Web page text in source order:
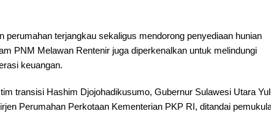
terjangkau sekaligus mendorong penyediaan hunian
PNM Melawan Rentenir juga diperkenalkan untuk melindungi
keuangan.
transisi Hashim Djojohadikusumo, Gubernur Sulawesi Utara
Perumahan Perkotaan Kementerian PKP RI, ditandai